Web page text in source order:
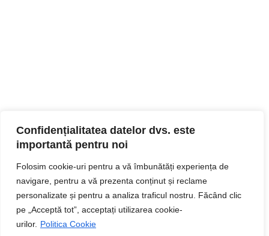
Confidențialitatea datelor dvs. este
importantă pentru noi
Folosim cookie-uri pentru a vă îmbunătăți experiența de
navigare, pentru a vă prezenta conținut și reclame
personalizate și pentru a analiza traficul nostru. Făcând clic
pe „Acceptă tot”, acceptați utilizarea cookie-
urilor. Politica Cookie